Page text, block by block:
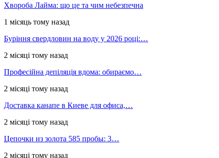
Хвороба Лайма: що це та чим небезпечна
1 місяць тому назад
Буріння свердловин на воду у 2026 році:…
2 місяці тому назад
Професійна депіляція вдома: обираємо…
2 місяці тому назад
Доставка канапе в Киеве для офиса,…
2 місяці тому назад
Цепочки из золота 585 пробы: 3…
2 місяці тому назад